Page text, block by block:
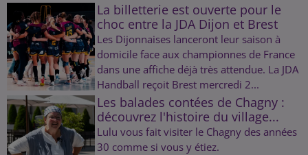
La billetterie est ouverte pour le
choc entre la JDA Dijon et Brest
Les Dijonnaises lanceront leur saison à
domicile face aux championnes de France
dans une affiche déjà très attendue. La JDA
Handball reçoit Brest mercredi 2...
Les balades contées de Chagny :
découvrez l'histoire du village...
Lulu vous fait visiter le Chagny des années
30 comme si vous y étiez.